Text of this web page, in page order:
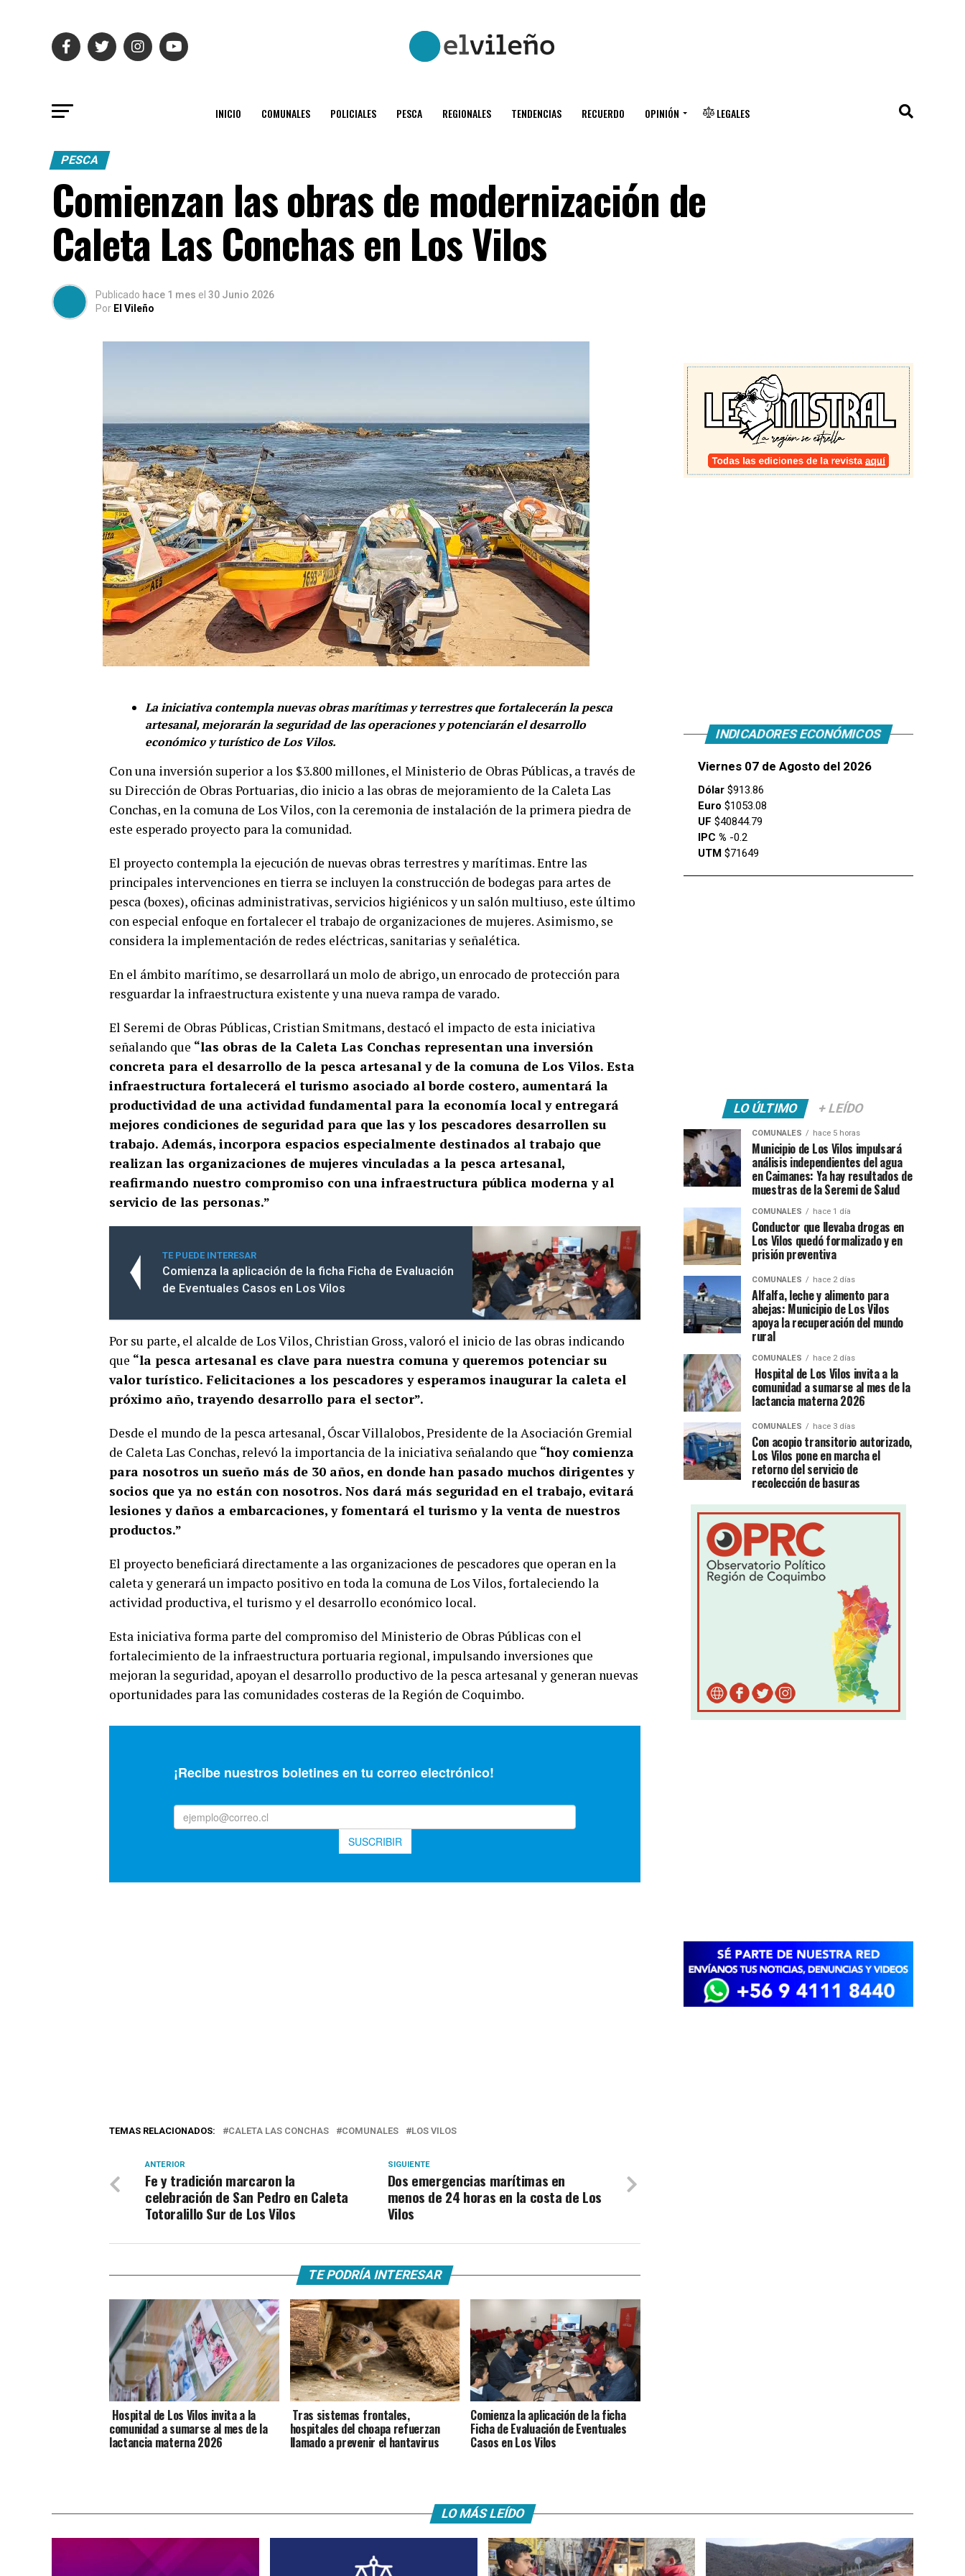
INICIO COMUNALES POLICIALES PESCA REGIONALES TENDENCIAS RECUERDO OPINIÓN LEGALES
PESCA
Comienzan las obras de modernización de
Caleta Las Conchas en Los Vilos
Publicado hace 1 mes el 30 Junio 2026
Por El Vileño
La iniciativa contempla nuevas obras marítimas y terrestres que fortalecerán la pesca
artesanal, mejorarán la seguridad de las operaciones y potenciarán el desarrollo
económico y turístico de Los Vilos.
Con una inversión superior a los $3.800 millones, el Ministerio de Obras Públicas, a través de
su Dirección de Obras Portuarias, dio inicio a las obras de mejoramiento de la Caleta Las
Conchas, en la comuna de Los Vilos, con la ceremonia de instalación de la primera piedra de
este esperado proyecto para la comunidad.
El proyecto contempla la ejecución de nuevas obras terrestres y marítimas. Entre las
principales intervenciones en tierra se incluyen la construcción de bodegas para artes de
pesca (boxes), oficinas administrativas, servicios higiénicos y un salón multiuso, este último
con especial enfoque en fortalecer el trabajo de organizaciones de mujeres. Asimismo, se
considera la implementación de redes eléctricas, sanitarias y señalética.
En el ámbito marítimo, se desarrollará un molo de abrigo, un enrocado de protección para
resguardar la infraestructura existente y una nueva rampa de varado.
El Seremi de Obras Públicas, Cristian Smitmans, destacó el impacto de esta iniciativa
señalando que “las obras de la Caleta Las Conchas representan una inversión
concreta para el desarrollo de la pesca artesanal y de la comuna de Los Vilos. Esta
infraestructura fortalecerá el turismo asociado al borde costero, aumentará la
productividad de una actividad fundamental para la economía local y entregará
mejores condiciones de seguridad para que las y los pescadores desarrollen su
trabajo. Además, incorpora espacios especialmente destinados al trabajo que
realizan las organizaciones de mujeres vinculadas a la pesca artesanal,
reafirmando nuestro compromiso con una infraestructura pública moderna y al
servicio de las personas.”
TE PUEDE INTERESAR
Comienza la aplicación de la ficha Ficha de Evaluación
de Eventuales Casos en Los Vilos
Por su parte, el alcalde de Los Vilos, Christian Gross, valoró el inicio de las obras indicando
que “la pesca artesanal es clave para nuestra comuna y queremos potenciar su
valor turístico. Felicitaciones a los pescadores y esperamos inaugurar la caleta el
próximo año, trayendo desarrollo para el sector”.
Desde el mundo de la pesca artesanal, Óscar Villalobos, Presidente de la Asociación Gremial
de Caleta Las Conchas, relevó la importancia de la iniciativa señalando que “hoy comienza
para nosotros un sueño más de 30 años, en donde han pasado muchos dirigentes y
socios que ya no están con nosotros. Nos dará más seguridad en el trabajo, evitará
lesiones y daños a embarcaciones, y fomentará el turismo y la venta de nuestros
productos.”
El proyecto beneficiará directamente a las organizaciones de pescadores que operan en la
caleta y generará un impacto positivo en toda la comuna de Los Vilos, fortaleciendo la
actividad productiva, el turismo y el desarrollo económico local.
Esta iniciativa forma parte del compromiso del Ministerio de Obras Públicas con el
fortalecimiento de la infraestructura portuaria regional, impulsando inversiones que
mejoran la seguridad, apoyan el desarrollo productivo de la pesca artesanal y generan nuevas
oportunidades para las comunidades costeras de la Región de Coquimbo.
TEMAS RELACIONADOS: CALETA LAS CONCHAS COMUNALES LOS VILOS
SIGUIENTE
Dos emergencias marítimas en
menos de 24 horas en la costa de Los
Vilos
ANTERIOR
Fe y tradición marcaron la
celebración de San Pedro en Caleta
Totoralillo Sur de Los Vilos
TE PODRÍA INTERESAR
Hospital de Los Vilos invita a la
comunidad a sumarse al mes de la
lactancia materna 2026
Tras sistemas frontales,
hospitales del choapa refuerzan
llamado a prevenir el hantavirus
Comienza la aplicación de la ficha
Ficha de Evaluación de Eventuales
Casos en Los Vilos
INDICADORES ECONÓMICOS
Viernes 07 de Agosto del 2026
Dólar $913.86
Euro $1053.08
UF $40844.79
IPC % -0.2
UTM $71649
LO ÚLTIMO + LEÍDO
COMUNALES hace 5 horas
Municipio de Los Vilos impulsará
análisis independientes del agua
en Caimanes: Ya hay resultados de
muestras de la Seremi de Salud
COMUNALES hace 1 día
Conductor que llevaba drogas en
Los Vilos quedó formalizado y en
prisión preventiva
COMUNALES hace 2 días
Alfalfa, leche y alimento para
abejas: Municipio de Los Vilos
apoya la recuperación del mundo
rural
COMUNALES hace 2 días
Hospital de Los Vilos invita a la
comunidad a sumarse al mes de la
lactancia materna 2026
COMUNALES hace 3 días
Con acopio transitorio autorizado,
Los Vilos pone en marcha el
retorno del servicio de
recolección de basuras
LO MÁS LEÍDO